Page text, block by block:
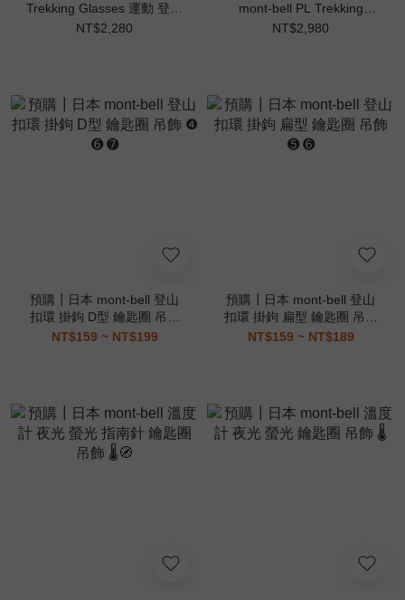
Trekking Glasses 運動 登山
防紫外線 太陽眼鏡 墨鏡
NT$2,280
mont-bell PL Trekking
Glasses 折疊 防紫外線 偏光
NT$2,980
預購┃日本 mont-bell 登山
扣環 掛鉤 D型 鑰匙圈 吊飾
❹ ➏ ➐
NT$159 ~ NT$199
預購┃日本 mont-bell 登山
扣環 掛鉤 扁型 鑰匙圈 吊飾
➎ ➏
NT$159 ~ NT$189